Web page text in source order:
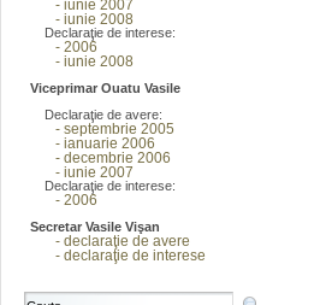
- iunie 2007
- iunie 2008
Declaraţie de interese:
- 2006
- iunie 2008
Viceprimar Ouatu Vasile
Declaraţie de avere:
- septembrie 2005
- ianuarie 2006
- decembrie 2006
- iunie 2007
Declaraţie de interese:
- 2006
Secretar Vasile Vişan
- declaraţie de avere
- declaraţie de interese